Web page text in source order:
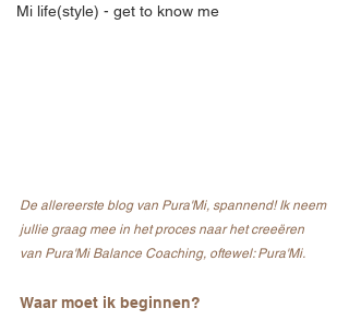
Mi life(style) - get to know me
De allereerste blog van Pura'Mi, spannend! Ik neem
jullie graag mee in het proces naar het creeëren
van Pura'Mi Balance Coaching, oftewel: Pura'Mi.
Waar moet ik beginnen?